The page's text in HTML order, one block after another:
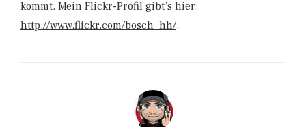
kommt. Mein Flickr-Profil gibt’s hier:
http://www.flickr.com/bosch_hh/.